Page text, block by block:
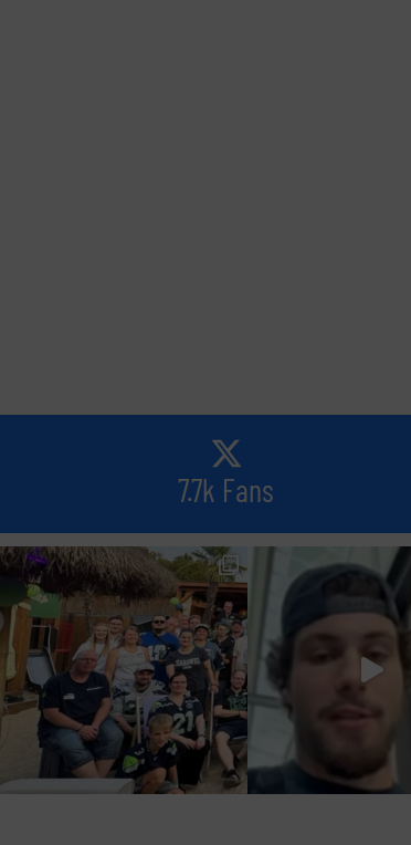
7.7k Fans